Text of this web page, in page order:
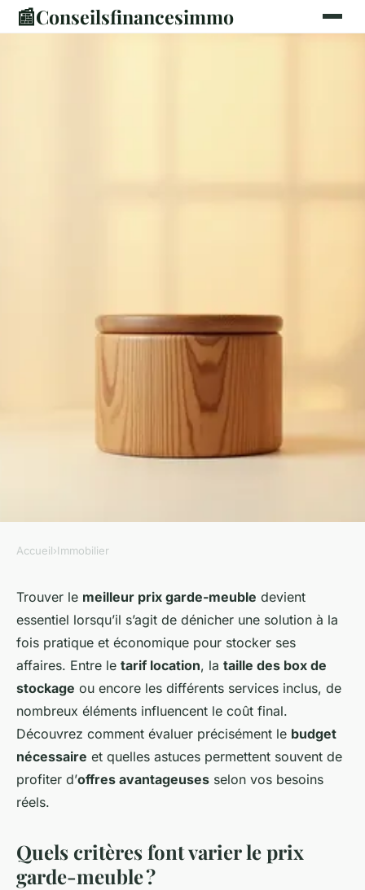
📰Conseilsfinancesimmo
Garde meubles prix :
comprendre les tarifs pour
bien choisir son box de
stockage
Côme• 5 février 2026• 7 min de lecture
Accueil›Immobilier
Trouver le meilleur prix garde-meuble devient
essentiel lorsqu’il s’agit de dénicher une solution à la
fois pratique et économique pour stocker ses
affaires. Entre le tarif location, la taille des box de
stockage ou encore les différents services inclus, de
nombreux éléments influencent le coût final.
Découvrez comment évaluer précisément le budget
nécessaire et quelles astuces permettent souvent de
profiter d’offres avantageuses selon vos besoins
réels.
Quels critères font varier le prix
garde-meuble ?